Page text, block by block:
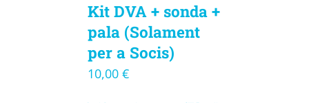
Kit DVA + sonda +
pala (Solament
per a Socis)
10,00 €